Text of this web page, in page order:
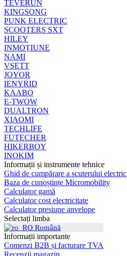
TEVERUN
KINGSONG
PUNK ELECTRIC
SCOOTERS SXT
HILEY
INMOȚIUNE
NAMI
VSETT
JOYOR
IENYRID
KAABO
E-TWOW
DUALTRON
XIAOMI
TECHLIFE
FUTECHER
HIKERBOY
INOKIM
Informații și instrumente tehnice
Ghid de cumpărare a scuterului electric
Baza de cunoștințe Micromobility
Calculator gamă
Calculator cost electricitate
Calculator presiune anvelope
Selectați limba
Română
Informații importante
Comenzi B2B și facturare TVA